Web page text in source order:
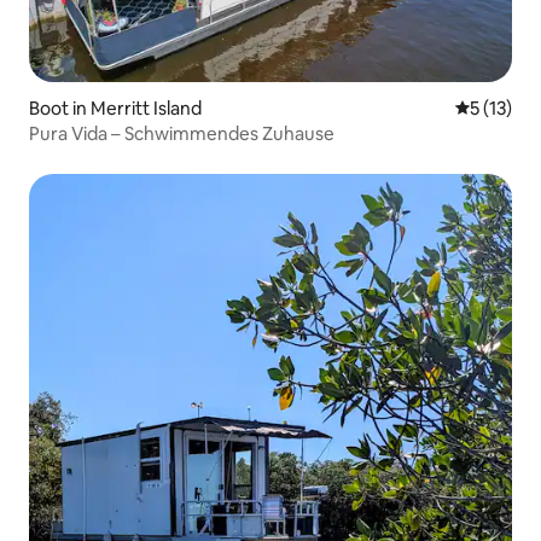
Boot in Merritt Island
5 (13)
Pura Vida – Schwimmendes Zuhause